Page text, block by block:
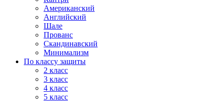
Американский
Английский
Шале
Прованс
Скандинавский
Минимализм
По классу защиты
2 класс
3 класс
4 класс
5 класс